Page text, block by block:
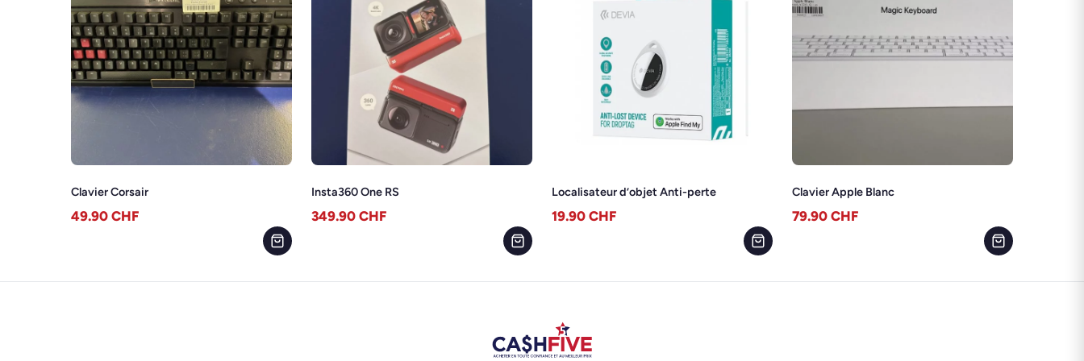
Clavier Corsair
49.90 CHF
Insta360 One RS
349.90 CHF
Localisateur d’objet Anti-perte
19.90 CHF
Clavier Apple Blanc
79.90 CHF